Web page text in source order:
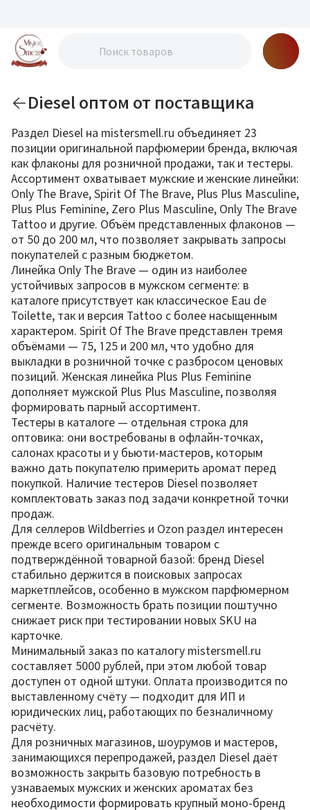
Diesel оптом от поставщика
Раздел Diesel на mistersmell.ru объединяет 23
позиции оригинальной парфюмерии бренда, включая
как флаконы для розничной продажи, так и тестеры.
Ассортимент охватывает мужские и женские линейки:
Only The Brave, Spirit Of The Brave, Plus Plus Masculine,
Plus Plus Feminine, Zero Plus Masculine, Only The Brave
Tattoo и другие. Объём представленных флаконов —
от 50 до 200 мл, что позволяет закрывать запросы
покупателей с разным бюджетом.
Линейка Only The Brave — один из наиболее
устойчивых запросов в мужском сегменте: в
каталоге присутствует как классическое Eau de
Toilette, так и версия Tattoo с более насыщенным
характером. Spirit Of The Brave представлен тремя
объёмами — 75, 125 и 200 мл, что удобно для
выкладки в розничной точке с разбросом ценовых
позиций. Женская линейка Plus Plus Feminine
дополняет мужской Plus Plus Masculine, позволяя
формировать парный ассортимент.
Тестеры в каталоге — отдельная строка для
оптовика: они востребованы в офлайн-точках,
салонах красоты и у бьюти-мастеров, которым
важно дать покупателю примерить аромат перед
покупкой. Наличие тестеров Diesel позволяет
комплектовать заказ под задачи конкретной точки
продаж.
Для селлеров Wildberries и Ozon раздел интересен
прежде всего оригинальным товаром с
подтверждённой товарной базой: бренд Diesel
стабильно держится в поисковых запросах
маркетплейсов, особенно в мужском парфюмерном
сегменте. Возможность брать позиции поштучно
снижает риск при тестировании новых SKU на
карточке.
Минимальный заказ по каталогу mistersmell.ru
составляет 5000 рублей, при этом любой товар
доступен от одной штуки. Оплата производится по
выставленному счёту — подходит для ИП и
юридических лиц, работающих по безналичному
расчёту.
Для розничных магазинов, шоурумов и мастеров,
занимающихся перепродажей, раздел Diesel даёт
возможность закрыть базовую потребность в
узнаваемых мужских и женских ароматах без
необходимости формировать крупный моно-бренд